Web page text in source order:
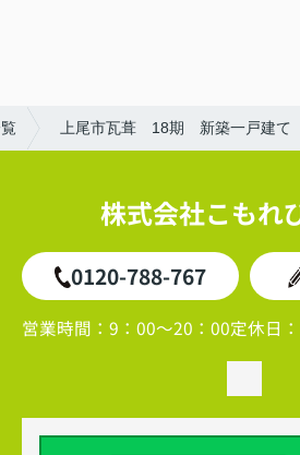
上尾市瓦葺 18期 新築一戸建
株式会社こもれ
0120-788-767
営業時間： 9：00～20：00定休日：